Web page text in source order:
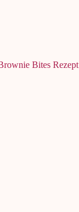
Bites Rezept